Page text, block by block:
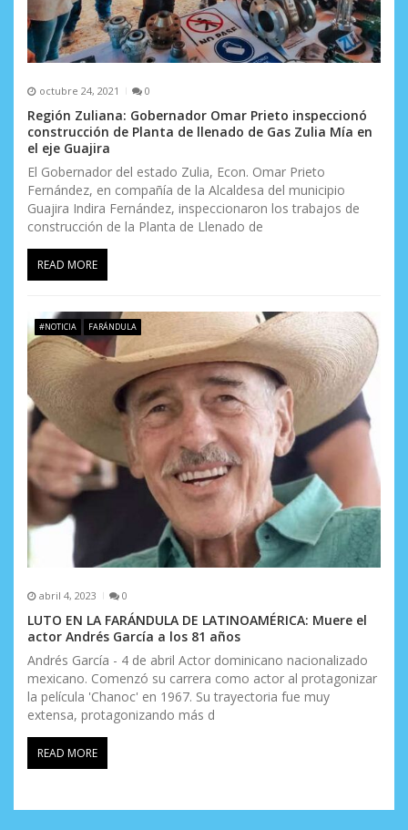
octubre 24, 2021 0
Región Zuliana: Gobernador Omar Prieto inspeccionó
construcción de Planta de llenado de Gas Zulia Mía en
el eje Guajira
El Gobernador del estado Zulia, Econ. Omar Prieto
Fernández, en compañía de la Alcaldesa del municipio
Guajira Indira Fernández, inspeccionaron los trabajos de
construcción de la Planta de Llenado de
READ MORE
#NOTICIA FARÁNDULA
abril 4, 2023 0
LUTO EN LA FARÁNDULA DE LATINOAMÉRICA: Muere el
actor Andrés García a los 81 años
Andrés García - 4 de abril Actor dominicano nacionalizado
mexicano. Comenzó su carrera como actor al protagonizar
la película 'Chanoc' en 1967. Su trayectoria fue muy
extensa, protagonizando más d
READ MORE